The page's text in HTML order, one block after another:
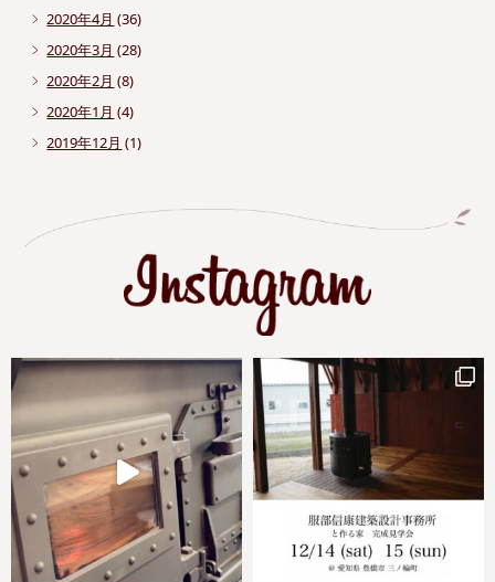
2020年4月 (36)
2020年3月 (28)
2020年2月 (8)
2020年1月 (4)
2019年12月 (1)